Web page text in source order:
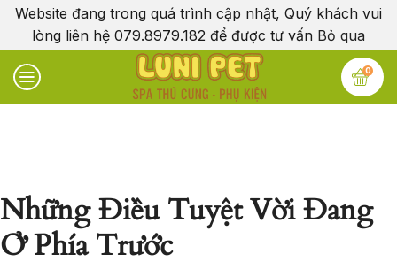
Website đang trong quá trình cập nhật, Quý khách vui
lòng liên hệ 079.8979.182 để được tư vấn Bỏ qua
0
Những Điều Tuyệt Vời Đang
Ở Phía Trước